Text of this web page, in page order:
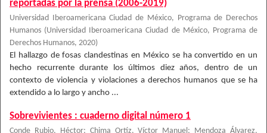
reportadas por la prensa (2006-2019)
Universidad Iberoamericana Ciudad de México, Programa de Derechos
Humanos (Universidad Iberoamericana Ciudad de México, Programa de
Derechos Humanos, 2020)
El hallazgo de fosas clandestinas en México se ha convertido en un
hecho recurrente durante los últimos diez años, dentro de un
contexto de violencia y violaciones a derechos humanos que se ha
extendido a lo largo y ancho ...
Sobrevivientes : cuaderno digital número 1
Conde Rubio, Héctor; Chima Ortíz, Víctor Manuel; Mendoza Álvarez,